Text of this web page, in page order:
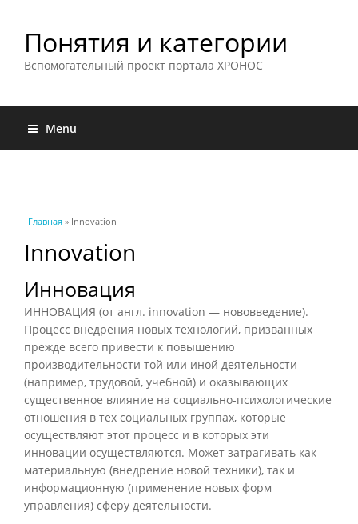
Понятия и категории
Вспомогательный проект портала ХРОНОС
Menu
Вы здесь
Главная » Innovation
Innovation
Инновация
ИННОВАЦИЯ (от англ. innovation — нововведение).
Процесс внедрения новых технологий, призванных
прежде всего привести к повышению
производительности той или иной деятельности
(например, трудовой, учебной) и оказывающих
существенное влияние на социально-психологические
отношения в тех социальных группах, которые
осуществляют этот процесс и в которых эти
инновации осуществляются. Может затрагивать как
материальную (внедрение новой техники), так и
информационную (применение новых форм
управления) сферу деятельности.